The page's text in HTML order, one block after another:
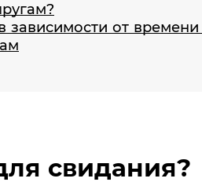
зависимости от времени
свидания?